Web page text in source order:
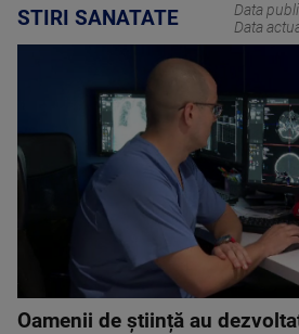
STIRI SANATATE Data
Data
Oamenii de știință au